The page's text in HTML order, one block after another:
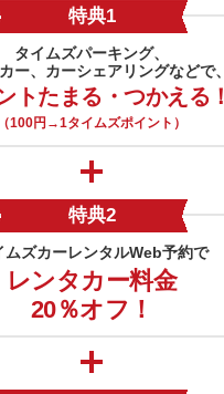
特典1
タイムズパーキング、
ー、カーシェアリングなどで、
トたまる・つかえる！
（100円→1タイムズポイント）
特典2
ムズカーレンタルWeb予約で
レンタカー料金
20％オフ！